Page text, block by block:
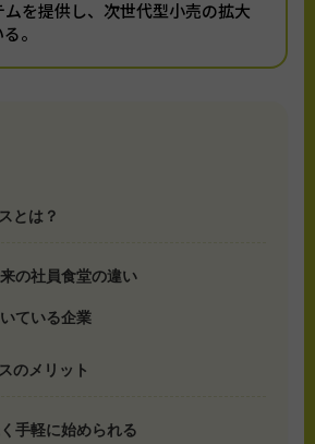
を提供し、次世代型小売の拡大
。
とは？
の社員食堂の違い
ている企業
のメリット
手軽に始められる